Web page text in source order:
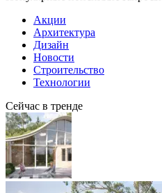
Акции
Архитектура
Дизайн
Новости
Строительство
Технологии
Сейчас в тренде